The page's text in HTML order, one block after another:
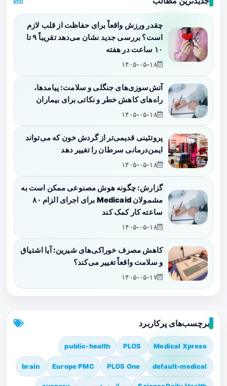
چقدر ورزش واقعاً برای حفاظت از قلب لازم
است؟ بررسی جدید نشان می‌دهد تقریباً ۹ تا
۱۰ ساعت در هفته
۱۴۰۵-۰۵-۱۸
آتش‌سوزی‌های جنگلی و سلامت: پیامدها،
راه‌های کاهش خطر و نکاتی برای بیماران
۱۴۰۵-۰۵-۱۸
پروتئینی قدیمی‌تر از گردش خون که می‌تواند
ایمن‌درمانی سرطان را تغییر دهد
۱۴۰۵-۰۵-۱۸
گزارش: چگونه هوش مصنوعی ممکن است به
مشمولان Medicaid برای اجرای الزام ۸۰
ساعته کار کمک کند
۱۴۰۵-۰۵-۱۸
کاهش مصرف خوراکی‌های شیرین: آیا اشتیاق
و سلامت واقعاً تغییر می‌کند؟
۱۴۰۵-۰۵-۱۷
برچسب‌های پرکاربرد
Medical Xpress
PLOS
public-health
default-medical
PLOS One
Europe PMC
brain